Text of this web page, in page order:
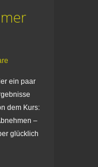
ein paar
dem Kurs:
–
glücklich